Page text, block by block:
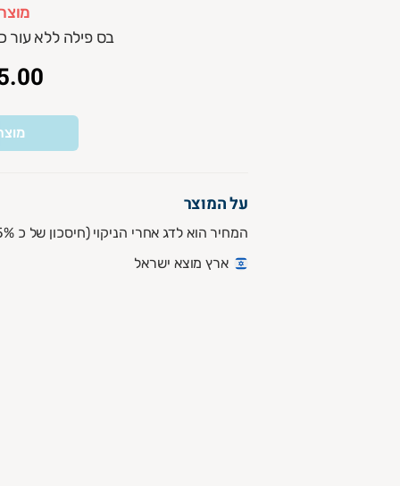
בס פילה ללא עור כ 500 גרם (2-4
על המוצר
המחיר הוא לדג אחרי הניקוי (חיסכון של כ 25%)
ארץ מוצא ישראל